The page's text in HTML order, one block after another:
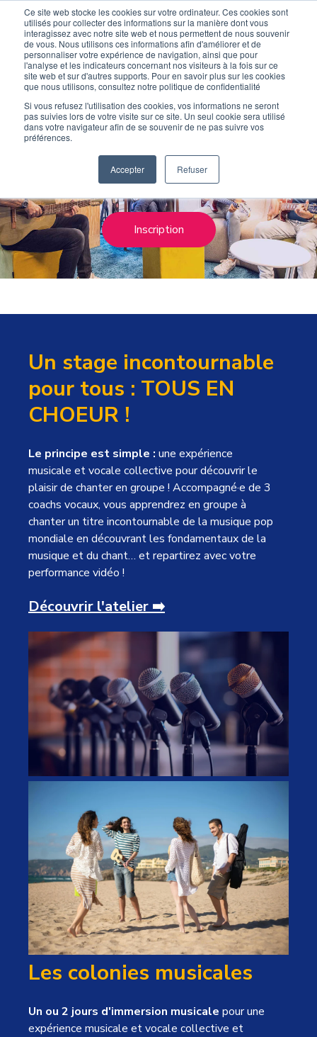
Ce site web stocke les cookies sur votre ordinateur. Ces cookies sont
utilisés pour collecter des informations sur la manière dont vous
interagissez avec notre site web et nous permettent de nous souvenir
de vous. Nous utilisons ces informations afin d'améliorer et de
personnaliser votre expérience de navigation, ainsi que pour
l'analyse et les indicateurs concernant nos visiteurs à la fois sur ce
site web et sur d'autres supports. Pour en savoir plus sur les cookies
que nous utilisons, consultez notre politique de confidentialité
Si vous refusez l'utilisation des cookies, vos informations ne seront
pas suivies lors de votre visite sur ce site. Un seul cookie sera utilisé
dans votre navigateur afin de se souvenir de ne pas suivre vos
préférences.
Accepter Refuser
Devenir élève Devenir Prof
Nos stages
Des stages musicaux pour s'initier
ou progresser avec les meilleurs coachs.
Inscription
Un stage incontournable
pour tous : TOUS EN
CHOEUR !
Le principe est simple : une expérience
musicale et vocale collective pour découvrir le
plaisir de chanter en groupe ! Accompagné·e de 3
coachs vocaux, vous apprendrez en groupe à
chanter un titre incontournable de la musique pop
mondiale en découvrant les fondamentaux de la
musique et du chant… et repartirez avec votre
performance vidéo !
Découvrir l'atelier ➡️
Les colonies musicales
Un ou 2 jours d'immersion musicale pourune
expérience musicale et vocale collective et